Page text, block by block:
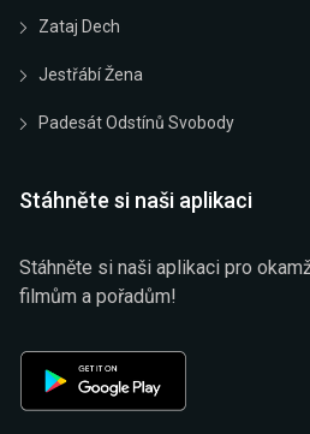
Zataj Dech
Jestřábí Žena
Padesát Odstínů Svobody
Stáhněte si naši aplikaci
Stáhněte si naši aplikaci pro
filmům a pořadům!